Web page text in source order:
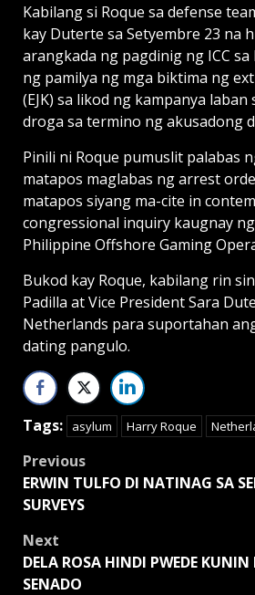
Kabilang si Roque sa defense
kay Duterte sa Setyembre 23 na
arangkada ng pagdinig ng ICC
ng pamilya ng mga biktima ng
(EJK) sa likod ng kampanya
droga sa termino ng akusadong
Pinili ni Roque pumuslit palabas
matapos maglabas ng arrest
matapos siyang ma-cite in
congressional inquiry kaugnay
Philippine Offshore Gaming
Bukod kay Roque, kabilang rin
Padilla at Vice President Sara
Netherlands para suportahan
dating pangulo.
Tags: asylum Harry Roque
Post
navigation
Previous
ERWIN TULFO DI NATINAG SA
SURVEYS
Next
DELA ROSA HINDI PWEDE
SENADO